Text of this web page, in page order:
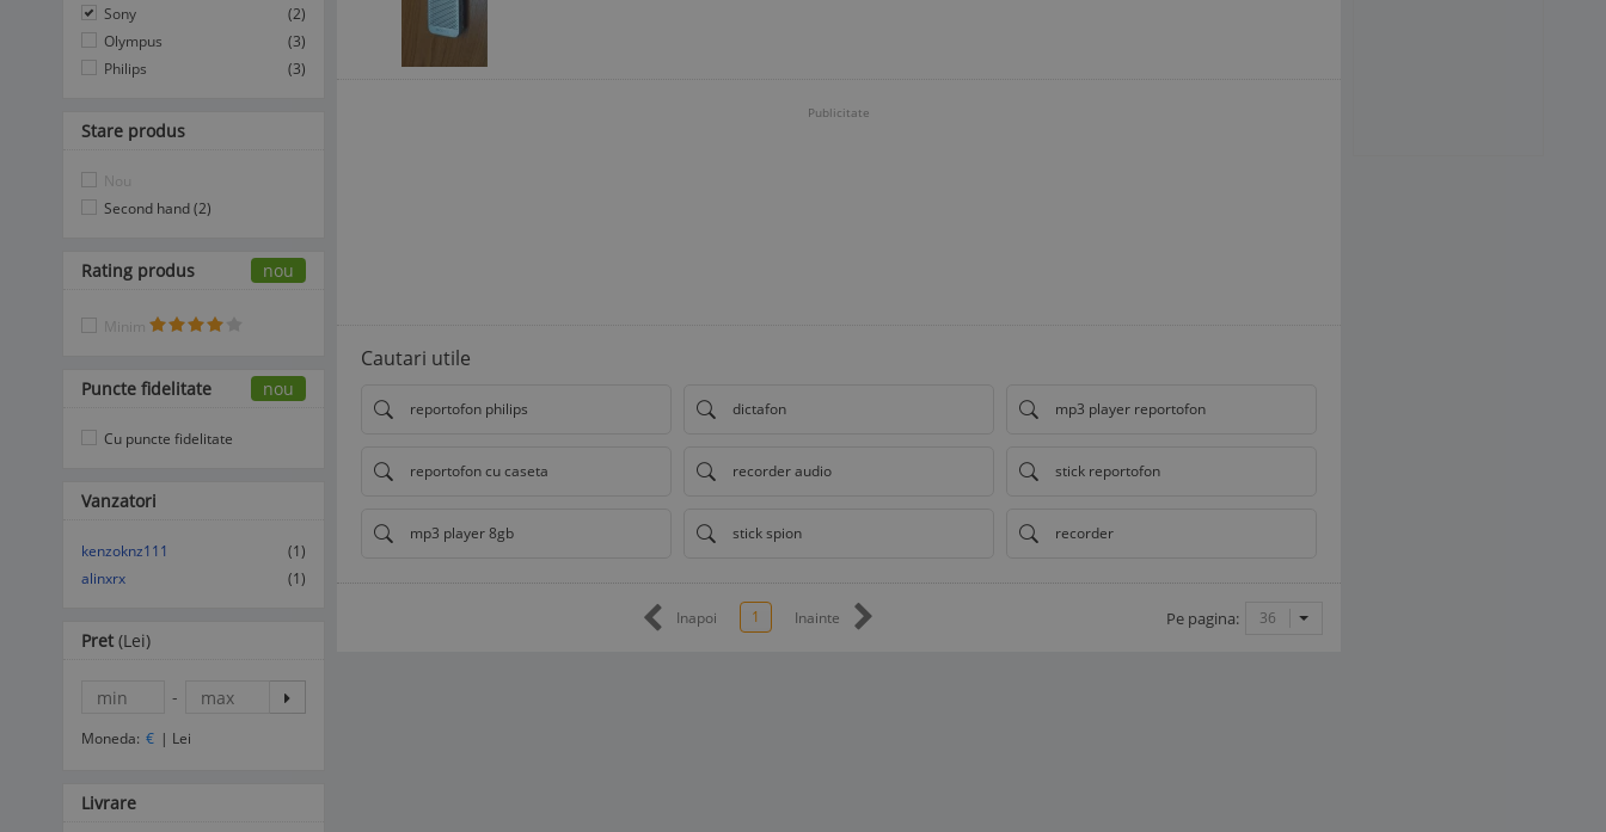
Publicitate
Cautari utile
reportofon philips dictafon mp3 player reportofon
reportofon cu caseta recorder audio stick reportofon
mp3 player 8gb stick spion recorder
Inapoi 1 Inainte Pe pagina: 36
Sony
(2)
Olympus
(3)
Philips
(3)
Stare produs
Nou
Second hand (2)
Rating produs nou
Minim
Puncte fidelitate nou
Cu puncte fidelitate
Vanzatori
kenzoknz111
(1)
alinxrx
(1)
Pret (Lei)
-
Moneda: € | Lei
Livrare